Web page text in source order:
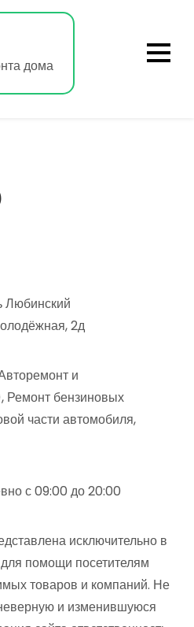
дома
Любинский
2д
и
Ремонт бензиновых
части автомобиля,
с 09:00 до 20:00
исключительно в
помощи посетителям
товаров и компаний. Не
и изменившуюся